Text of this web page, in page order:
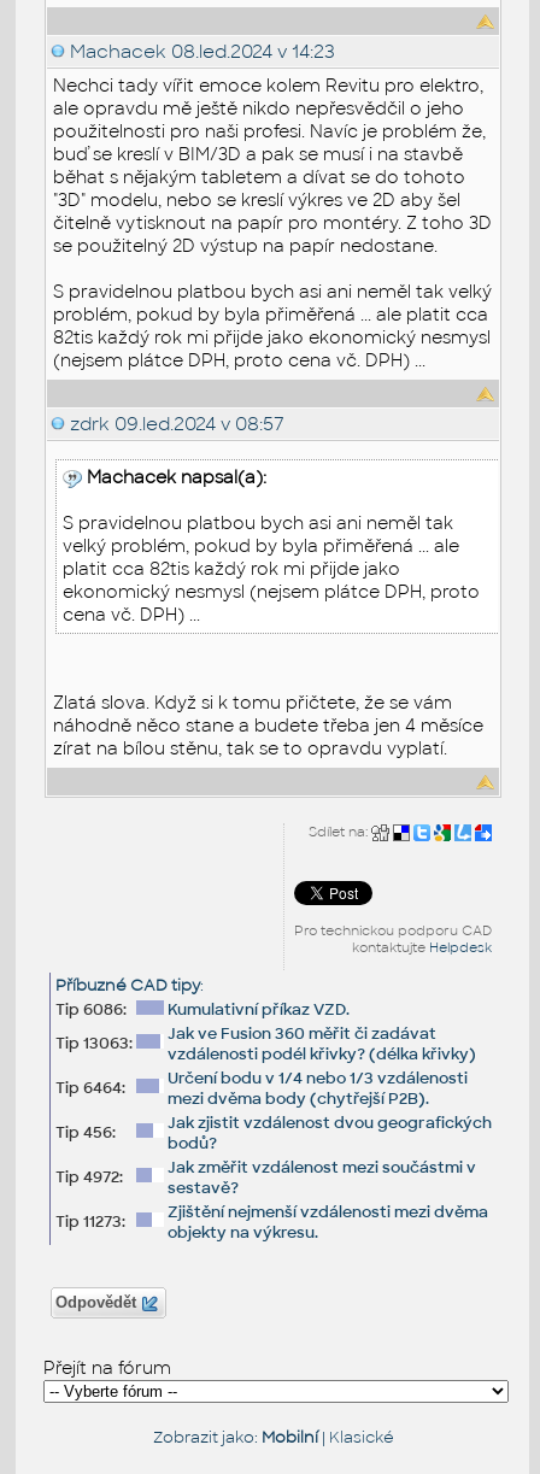
Machacek 08.led.2024 v 14:23
Nechci tady vířit emoce kolem Revitu pro elektro,
ale opravdu mě ještě nikdo nepřesvědčil o jeho
použitelnosti pro naši profesi. Navíc je problém že,
buď se kreslí v BIM/3D a pak se musí i na stavbě
běhat s nějakým tabletem a dívat se do tohoto
"3D" modelu, nebo se kreslí výkres ve 2D aby šel
čitelně vytisknout na papír pro montéry. Z toho 3D
se použitelný 2D výstup na papír nedostane.
S pravidelnou platbou bych asi ani neměl tak velký
problém, pokud by byla přiměřená ... ale platit cca
82tis každý rok mi přijde jako ekonomický nesmysl
(nejsem plátce DPH, proto cena vč. DPH) ...
zdrk 09.led.2024 v 08:57
Machacek napsal(a):
S pravidelnou platbou bych asi ani neměl tak
velký problém, pokud by byla přiměřená ... ale
platit cca 82tis každý rok mi přijde jako
ekonomický nesmysl (nejsem plátce DPH, proto
cena vč. DPH) ...
Zlatá slova. Když si k tomu přičtete, že se vám
náhodně něco stane a budete třeba jen 4 měsíce
zírat na bílou stěnu, tak se to opravdu vyplatí.
Sdílet na:
Pro technickou podporu CAD
kontaktujte Helpdesk
Příbuzné CAD tipy:
Tip 6086:
Kumulativní příkaz VZD.
Tip 13063:
Jak ve Fusion 360 měřit či zadávat
vzdálenosti podél křivky? (délka křivky)
Tip 6464:
Určení bodu v 1/4 nebo 1/3 vzdálenosti
mezi dvěma body (chytřejší P2B).
Tip 456:
Jak zjistit vzdálenost dvou geografických
bodů?
Tip 4972:
Jak změřit vzdálenost mezi součástmi v
sestavě?
Tip 11273:
Zjištění nejmenší vzdálenosti mezi dvěma
objekty na výkresu.
Odpovědět
Přejít na fórum
Zobrazit jako: Mobilní| Klasické